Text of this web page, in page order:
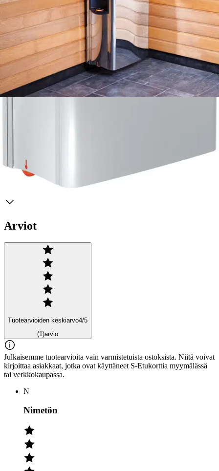
Tuotekuvaus
Vähän tilaa vievä, hyvät löylyt antava The Wall- seinäkiuas 5-8m3
kokoiseen saunaan. Kiukaan käyttö on helppoa ja miellyttävää,
säätimet on valaistu ja sijoitettu ergonomiselle korkeudelle. Kiukaan
Ominaisuudet
Arviot
Tuotearvioiden keskiarvo4/5
(1)arvio
Julkaisemme tuotearvioita vain varmistetuista ostoksista. Niitä voivat
kirjoittaa asiakkaat, jotka ovat käyttäneet S-Etukorttia myymälässä
tai verkkokaupassa.
N
Nimetön